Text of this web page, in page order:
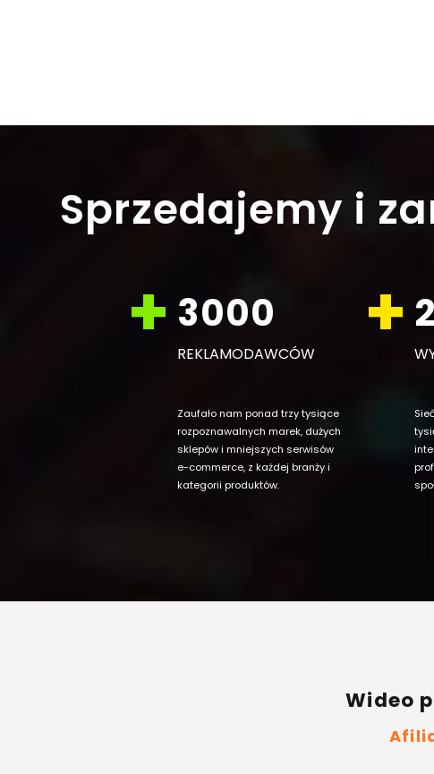
Sprzedajemy i
3000
REKLAMODAWCÓW
Zaufało nam ponad trzy tysiące
rozpoznawalnych marek, dużych
sklepów i mniejszych serwisów
e-commerce, z każdej branży i
kategorii produktów.
Wideo